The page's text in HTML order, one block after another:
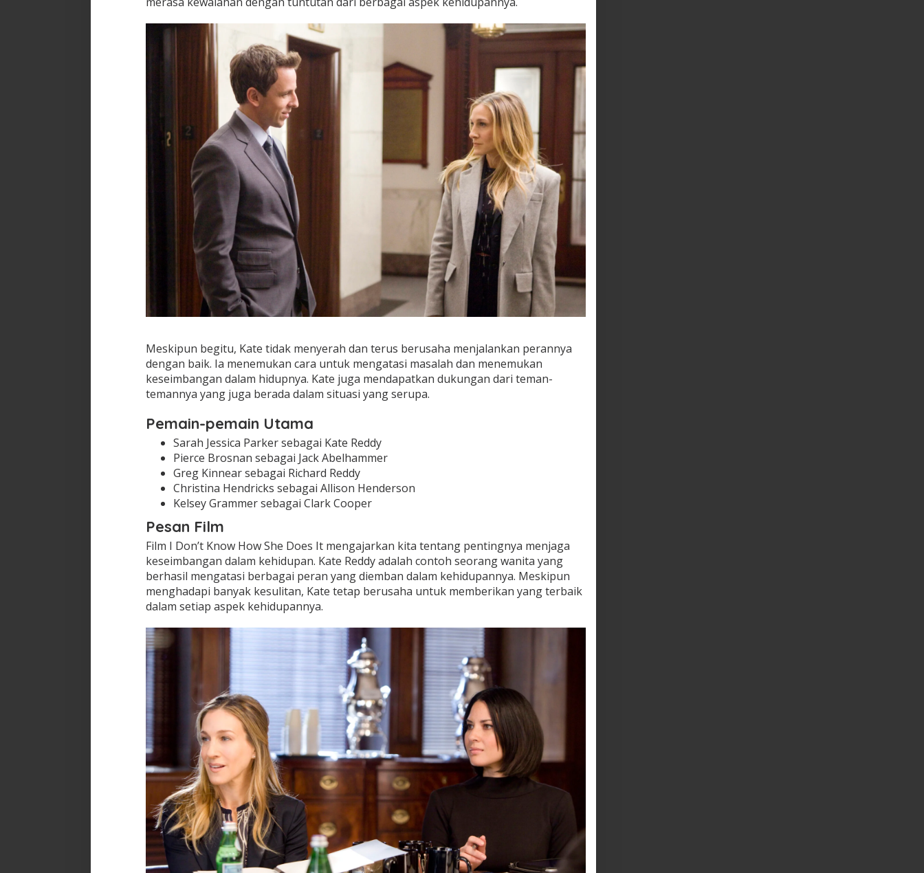
Meskipun begitu, Kate tidak menyerah dan terus berusaha menjalankan perannya
dengan baik. Ia menemukan cara untuk mengatasi masalah dan menemukan
keseimbangan dalam hidupnya. Kate juga mendapatkan dukungan dari teman-
temannya yang juga berada dalam situasi yang serupa.
Pemain-pemain Utama
Sarah Jessica Parker sebagai Kate Reddy
Pierce Brosnan sebagai Jack Abelhammer
Greg Kinnear sebagai Richard Reddy
Christina Hendricks sebagai Allison Henderson
Kelsey Grammer sebagai Clark Cooper
Pesan Film
Film I Don’t Know How She Does It mengajarkan kita tentang pentingnya menjaga
keseimbangan dalam kehidupan. Kate Reddy adalah contoh seorang wanita yang
berhasil mengatasi berbagai peran yang diemban dalam kehidupannya. Meskipun
menghadapi banyak kesulitan, Kate tetap berusaha untuk memberikan yang terbaik
dalam setiap aspek kehidupannya.